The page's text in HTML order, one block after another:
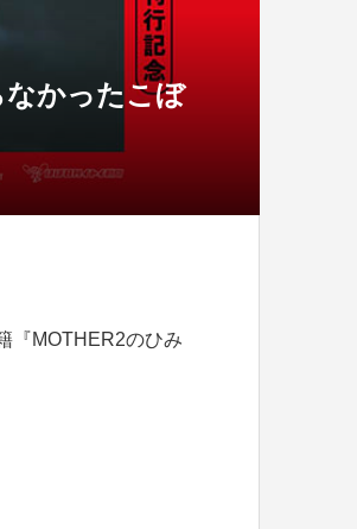
かったこぼ
『MOTHER2のひみ